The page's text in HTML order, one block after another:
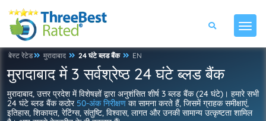
बेस्ट रेटेड मुरादाबाद 24 घंटे ब्लड बैंक EN
मुरादाबाद में 3 सर्वश्रेष्ठ 24 घंटे ब्लड बैंक
मुरादाबाद, उत्तर प्रदेश में विशेषज्ञों द्वारा अनुशंसित शीर्ष 3 ब्लड बैंक (24 घंटे)। हमारे सभी
24 घंटे ब्लड बैंक कठोर 50-अंक निरीक्षण का सामना करते हैं, जिसमें ग्राहक समीक्षाएं,
इतिहास, शिकायत, रेटिंग्स, संतुष्टि, विश्वास, लागत और उनकी सामान्य उत्कृष्टता शामिल